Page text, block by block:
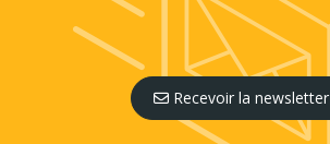
Recevoir la newsletter